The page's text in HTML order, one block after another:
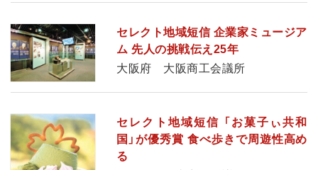
セレクト地域短信 企業家ミュージア
ム 先人の挑戦伝え25年
大阪府 大阪商工会議所
セレクト地域短信 「お菓子ぃ共和
国」が優秀賞 食べ歩きで周遊性高め
る